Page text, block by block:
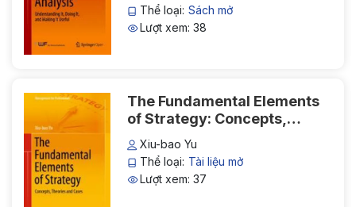
Thể loại: Sách mở
Lượt xem: 38
The Fundamental Elements
of Strategy: Concepts,
Theories and Cases
Xiu-bao Yu
Thể loại: Tài liệu mở
Lượt xem: 37